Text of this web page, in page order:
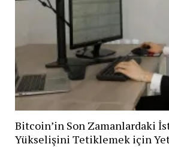
Bitcoin’in Son Zamanlardaki
Yükselişini Tetiklemek için